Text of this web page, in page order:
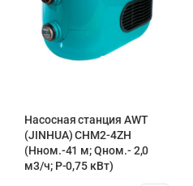
Насосная станция AWT
(JINHUA) CHM2-4ZH
(Hном.-41 м; Qном.- 2,0
м3/ч; P-0,75 кВт)